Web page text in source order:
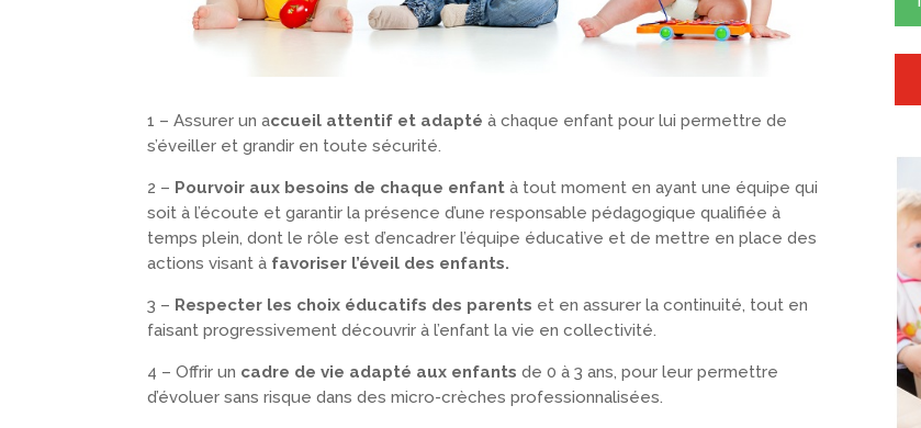
1 – Assurer un accueil attentif et adapté à chaque enfant pour lui permettre de
s’éveiller et grandir en toute sécurité.
2 – Pourvoir aux besoins de chaque enfant à tout moment en ayant une équipe qui
soit à l’écoute et garantir la présence d’une responsable pédagogique qualifiée à
temps plein, dont le rôle est d’encadrer l’équipe éducative et de mettre en place des
actions visant à favoriser l’éveil des enfants.
3 – Respecter les choix éducatifs des parents et en assurer la continuité, tout en
faisant progressivement découvrir à l’enfant la vie en collectivité.
4 – Offrir un cadre de vie adapté aux enfants de 0 à 3 ans, pour leur permettre
d’évoluer sans risque dans des micro-crèches professionnalisées.